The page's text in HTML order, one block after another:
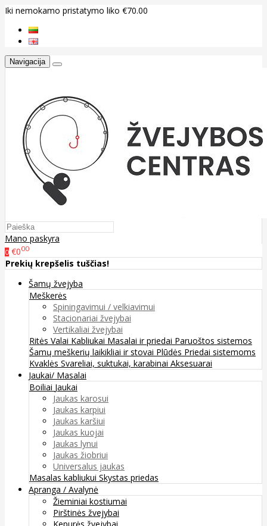
Iki nemokamo pristatymo liko €70.00
Navigacija
Mano paskyra
0 €000
Prekių krepšelis tuščias!
Šamų žvejyba
Meškerės
Spiningavimui / velkiavimui
Stacionariai žvejybai
Vertikaliai žvejybai
Ritės Valai Kabliukai Masalai ir priedai Paruoštos sistemos
Šamų meškerių laikikliai ir stovai Plūdės Priedai sistemoms
Kvaklės Svareliai, suktukai, karabinai Aksesuarai
Jaukai/ Masalai
Boiliai Jaukai
Jaukas karosui
Jaukas karpiui
Jaukas karšiui
Jaukas kuojai
Jaukas lynui
Jaukas žiobriui
Universalus jaukas
Masalas kabliukui Skystas priedas
Apranga / Avalynė
Žieminiai kostiumai
Pirštinės žvejybai
Kepurės žvejybai